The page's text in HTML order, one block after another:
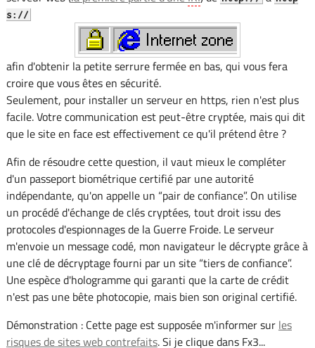
s://
afin d'obtenir la petite serrure fermée en bas, qui vous fera
croire que vous êtes en sécurité.
Seulement, pour installer un serveur en https, rien n'est plus
facile. Votre communication est peut-être cryptée, mais qui dit
que le site en face est effectivement ce qu'il prétend être ?
Afin de résoudre cette question, il vaut mieux le compléter
d'un passeport biométrique certifié par une autorité
indépendante, qu'on appelle un “pair de confiance”. On utilise
un procédé d'échange de clés cryptées, tout droit issu des
protocoles d'espionnages de la Guerre Froide. Le serveur
m'envoie un message codé, mon navigateur le décrypte grâce à
une clé de décryptage fourni par un site “tiers de confiance”.
Une espèce d'hologramme qui garanti que la carte de crédit
n'est pas une bête photocopie, mais bien son original certifié.
Démonstration : Cette page est supposée m'informer sur les
risques de sites web contrefaits. Si je clique dans Fx3...